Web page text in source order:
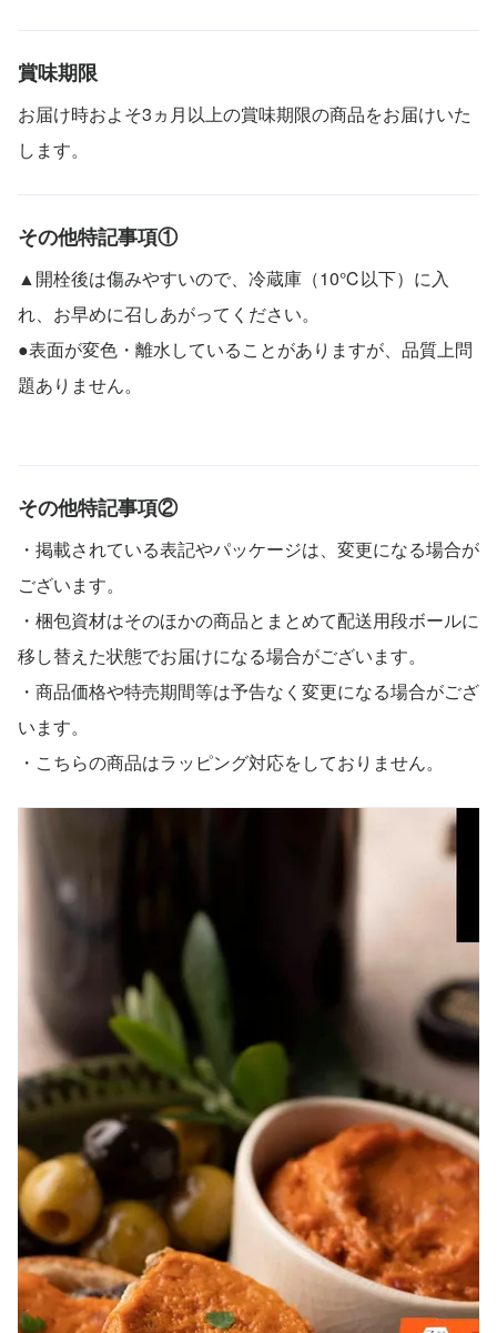
賞味期限
お届け時およそ3ヵ月以上の賞味期限の商品をお届けいた
します。
その他特記事項①
▲開栓後は傷みやすいので、冷蔵庫（10℃以下）に入
れ、お早めに召しあがってください。
●表面が変色・離水していることがありますが、品質上問
題ありません。
その他特記事項②
・掲載されている表記やパッケージは、変更になる場合が
ございます。
・梱包資材はそのほかの商品とまとめて配送用段ボールに
移し替えた状態でお届けになる場合がございます。
・商品価格や特売期間等は予告なく変更になる場合がござ
います。
・こちらの商品はラッピング対応をしておりません。